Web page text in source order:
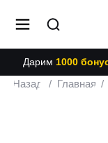
Назад Главная
/ /